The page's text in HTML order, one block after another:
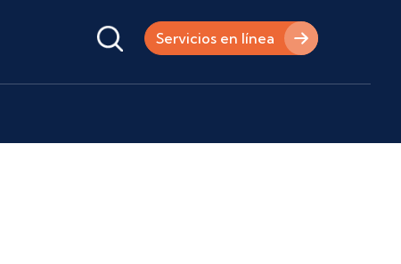
Servicios en línea